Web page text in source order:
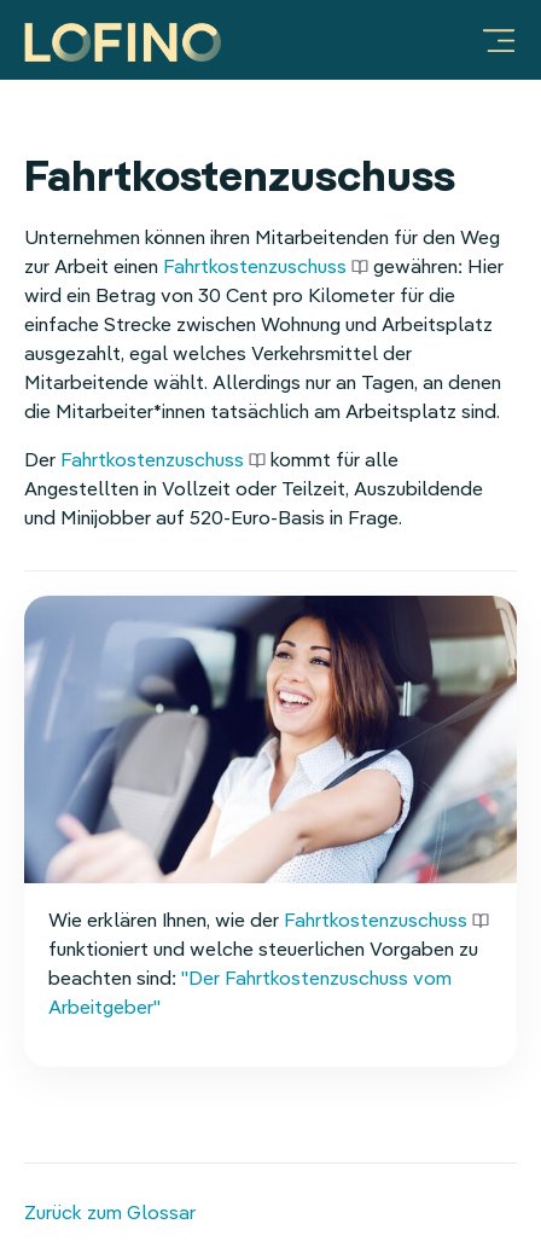
Fahrtkostenzuschuss
Unternehmen können ihren Mitarbeitenden für den Weg
zur Arbeit einen Fahrtkostenzuschuss
gewähren: Hier
wird ein Betrag von 30 Cent pro Kilometer für die
einfache Strecke zwischen Wohnung und Arbeitsplatz
ausgezahlt, egal welches Verkehrsmittel der
Mitarbeitende wählt. Allerdings nur an Tagen, an denen
die Mitarbeiter*innen tatsächlich am Arbeitsplatz sind.
Der Fahrtkostenzuschuss
kommt für alle
Angestellten in Vollzeit oder Teilzeit, Auszubildende
und Minijobber auf 520-Euro-Basis in Frage.
Wie erklären Ihnen, wie der Fahrtkostenzuschuss
funktioniert und welche steuerlichen Vorgaben zu
beachten sind: "Der Fahrtkostenzuschuss vom
Arbeitgeber"
Zurück zum Glossar
Produkte & Lösungen
Sachbezug
Essenszuschuss
Internetzuschuss
Erholungsbeihilfe
Gesundheitsbonus
Homeoffice-Erstattung
Weitere Benefits
Mobilitätsbudget
Warum LOFINO?
Case Studies
Services
Integrationen
Vorteile für Unternehmen
Unternehmen
Ratgeber
Fitness
Erholungsbeihilfe
Internetpauschale
HR
Mitarbeiter-Benefits
FAQ & Hilfe